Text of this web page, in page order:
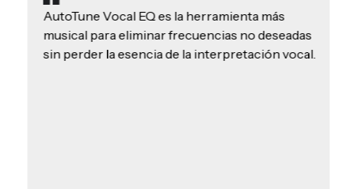
AutoTune Vocal EQ es la herramienta más
musical para eliminar frecuencias no deseadas
sin perder la esencia de la interpretación vocal.